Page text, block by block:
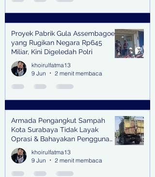
Proyek Pabrik Gula Assembagoes
yang Rugikan Negara Rp645
Miliar, Kini Digeledah Polri
khoirulfatma13
9 Jun
2 menit membaca
Armada Pengangkut Sampah
Kota Surabaya Tidak Layak
Oprasi & Bahayakan Pengguna
Jalan
khoirulfatma13
9 Jun
2 menit membaca